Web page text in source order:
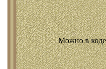
Можно в коде